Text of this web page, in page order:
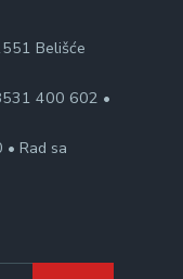
Belišće
400 602 •
Rad sa